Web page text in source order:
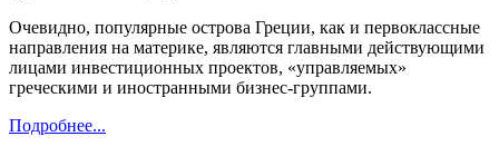
Очевидно, популярные острова Греции, как и первоклассные
направления на материке, являются главными действующими
лицами инвестиционных проектов, «управляемых»
греческими и иностранными бизнес-группами.
Подробнее...